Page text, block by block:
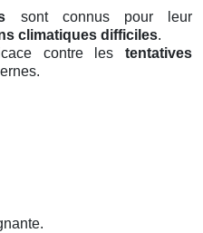
sont connus pour leur
climatiques difficiles.
contre les tentatives